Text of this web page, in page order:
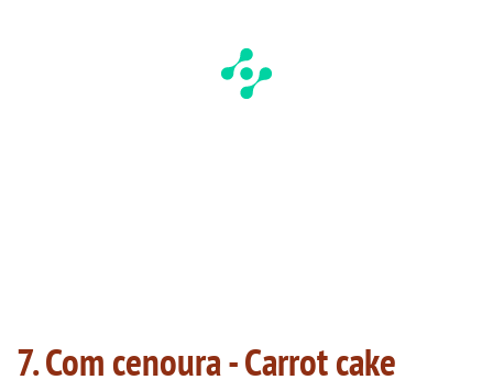
7. Com cenoura - Carrot cake